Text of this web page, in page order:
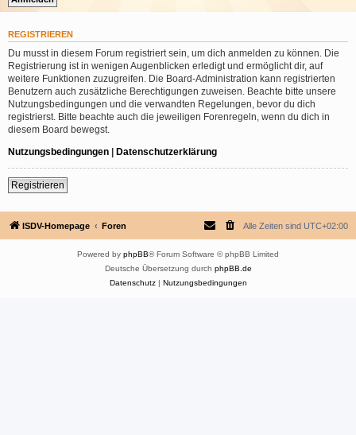
REGISTRIEREN
Du musst in diesem Forum registriert sein, um dich anmelden zu können. Die
Registrierung ist in wenigen Augenblicken erledigt und ermöglicht dir, auf
weitere Funktionen zuzugreifen. Die Board-Administration kann registrierten
Benutzern auch zusätzliche Berechtigungen zuweisen. Beachte bitte unsere
Nutzungsbedingungen und die verwandten Regelungen, bevor du dich
registrierst. Bitte beachte auch die jeweiligen Forenregeln, wenn du dich in
diesem Board bewegst.
Nutzungsbedingungen | Datenschutzerklärung
Registrieren
ISDV-Homepage Foren Alle Zeiten sind UTC+02:00
Powered by phpBB® Forum Software © phpBB Limited
Deutsche Übersetzung durch phpBB.de
Datenschutz| Nutzungsbedingungen